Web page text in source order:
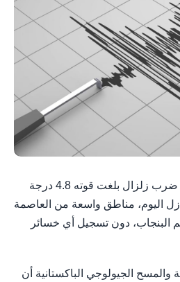
إسلام آباد في 27 مايو/وام/ ضرب زلزال بلغت قوته 4.8 درجة
اليوم، مناطق واسعة من العاصمة
البنجاب، دون تسجيل أي خسائر
والمسح الجيولوجي الباكستانية أن